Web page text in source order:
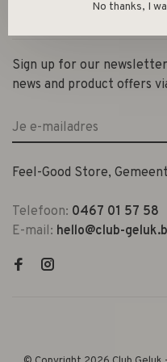
Contact en openingsuren
Sign up for our
news and product offers
Feel-Good Store,
Telefoon: 0467 01 57 58
E-mail: hello@club-
No thanks, I